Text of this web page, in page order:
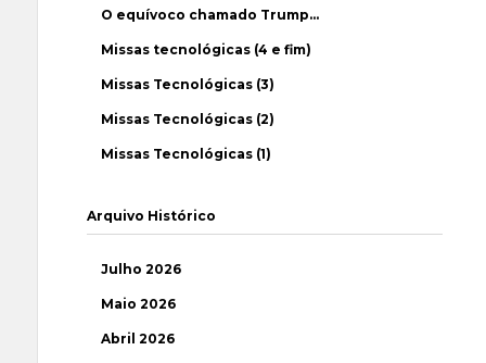
O equívoco chamado Trump…
Missas tecnológicas (4 e fim)
Missas Tecnológicas (3)
Missas Tecnológicas (2)
Missas Tecnológicas (1)
Arquivo Histórico
Julho 2026
Maio 2026
Abril 2026